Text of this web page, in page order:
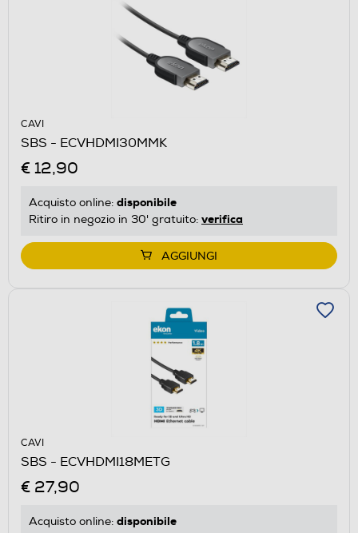
CAVI
SBS - ECVHDMI30MMK
€ 12,90
Acquisto online: disponibile
Ritiro in negozio in 30' gratuito: verifica
AGGIUNGI
CAVI
SBS - ECVHDMI18METG
€ 27,90
Acquisto online: disponibile